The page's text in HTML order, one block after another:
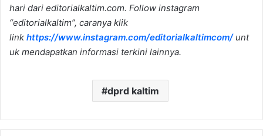
hari dari editorialkaltim.com. Follow instagram
“editorialkaltim”, caranya klik
link https://www.instagram.com/editorialkaltimcom/unt
uk mendapatkan informasi terkini lainnya.
dprd kaltim